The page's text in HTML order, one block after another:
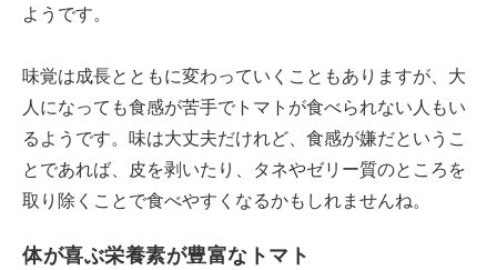
ようです。
味覚は成長とともに変わっていくこともありますが、大
人になっても食感が苦手でトマトが食べられない人もい
るようです。味は大丈夫だけれど、食感が嫌だというこ
とであれば、皮を剥いたり、タネやゼリー質のところを
取り除くことで食べやすくなるかもしれませんね。
体が喜ぶ栄養素が豊富なトマト